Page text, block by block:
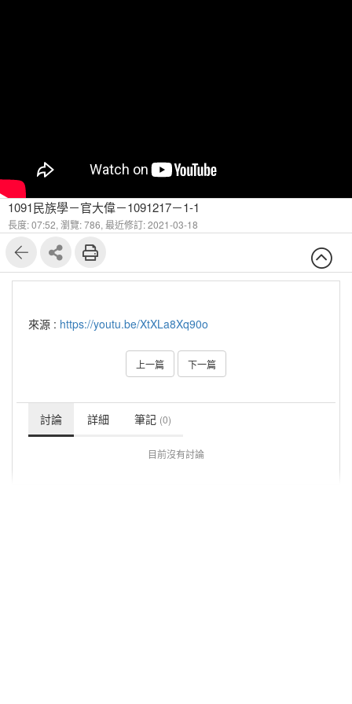
1091民族學－官大偉－1091217－1-1
長度: 07:52, 瀏覽: 786, 最近修訂: 2021-03-18
來源 : https://youtu.be/XtXLa8Xq90o
上一篇 下一篇
討論 詳細 筆記 (0)
目前沒有討論